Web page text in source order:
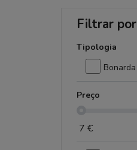
Filtrar por
Tipologia
Bonarda
Preço
7 €